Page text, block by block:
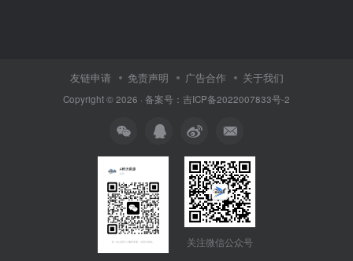
友链申请 免责声明 广告合作 关于我们
Copyright © 2026 · 备案号：吉ICP备2022007833号-2
关注微信公众号